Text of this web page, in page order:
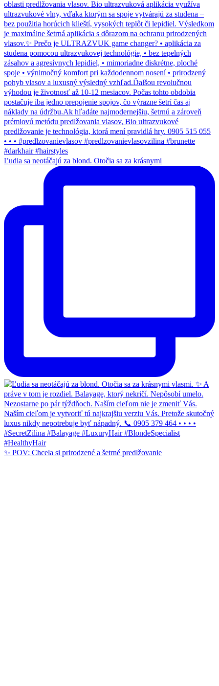
Ľudia sa neotáčajú za blond. Otočia sa za krásnymi
✨ POV: Chcela si prirodzené a šetrné predlžovanie